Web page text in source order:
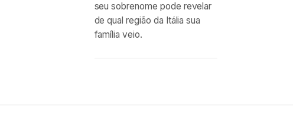
seu sobrenome pode revelar
de qual região da Itália sua
família veio.